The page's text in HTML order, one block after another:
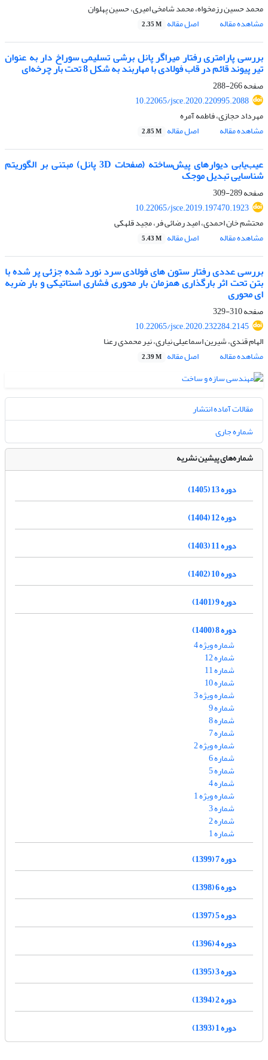
محمد حسین رزمخواه، محمد شامخی امیری، حسین پهلوان
مشاهده مقاله
اصل مقاله 2.35 M
بررسی پارامتری رفتار میراگر پانل برشی تسلیمی سوراخ دار به عنوان
تیر پیوند قائم در قاب فولادی با مهاربند به شکل 8 تحت بار چرخه‌ای
صفحه266-288
10.22065/jsce.2020.220995.2088
مهرداد حجازی، فاطمه آمره
مشاهده مقاله
اصل مقاله 2.85 M
عیب‌یابی دیوارهای پیش‌ساخته (صفحات 3D پانل) مبتنی بر الگوریتم
شناسایی تبدیل موجک
صفحه289-309
10.22065/jsce.2019.197470.1923
محتشم خان احمدی، امید رضائی فر، مجید قلهکی
مشاهده مقاله
اصل مقاله 5.43 M
بررسی عددی رفتار ستون های فولادی سرد نورد شده جزئی پر شده با
بتن تحت اثر بارگذاری همزمان بار محوری فشاری استاتیکی و بار ضربه
ای محوری
صفحه310-329
10.22065/jsce.2020.232284.2145
الهام قندی، شیرین اسماعیلی نیاری، نیر محمدی رعنا
مشاهده مقاله
اصل مقاله 2.39 M
مقالات آماده انتشار
شماره جاری
شماره‌های پیشین نشریه
دوره 13 (1405)
دوره 12 (1404)
دوره 11 (1403)
دوره 10 (1402)
دوره 9 (1401)
دوره 8 (1400)
شماره ویژه 4
شماره 12
شماره 11
شماره 10
شماره ویژه 3
شماره 9
شماره 8
شماره 7
شماره ویژه 2
شماره 6
شماره 5
شماره 4
شماره ویژه 1
شماره 3
شماره 2
شماره 1
دوره 7 (1399)
دوره 6 (1398)
دوره 5 (1397)
دوره 4 (1396)
دوره 3 (1395)
دوره 2 (1394)
دوره 1 (1393)